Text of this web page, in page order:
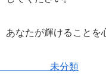
あなたが輝けることを
未分類